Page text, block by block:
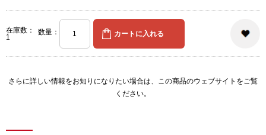
在庫数：
1
数量：
さらに詳しい情報をお知りになりたい場合は、 この商品のウェブサイト をご覧
ください。